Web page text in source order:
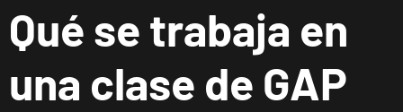
Qué se trabaja en
una clase de GAP